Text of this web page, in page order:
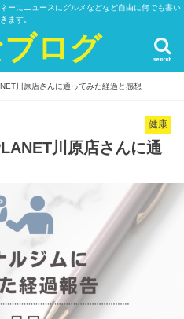
ーにニュースにグルメなどなど自由に何でも書い
ます。
ブログ search
川原店さんに通ってみた経過と感想
健康
川原店さんに通